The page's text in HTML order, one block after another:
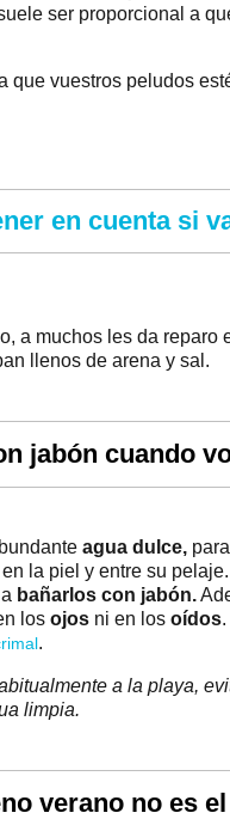
ser proporcional a
que vuestros peludos
en cuenta si
a muchos les da reparo
llenos de arena y sal.
jabón cuando
agua dulce, para
la piel y entre su
bañarlos con jabón.
los ojos ni en los oídos
.
a la playa,
limpia.
verano no es